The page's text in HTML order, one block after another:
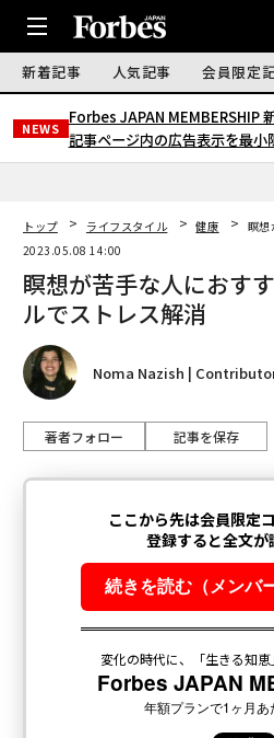
新着記事 人気記事 会員限定
NEWS
Forbes JAPAN MEMBERSHIP
記事ページ内の広告表示を最小
トップ ライフスタイル 健康
瞑想
2023.05.08 14:00
瞑想が苦手な人におす
ルでストレス解消
Noma Nazish |
著者フォロー 記事を保存